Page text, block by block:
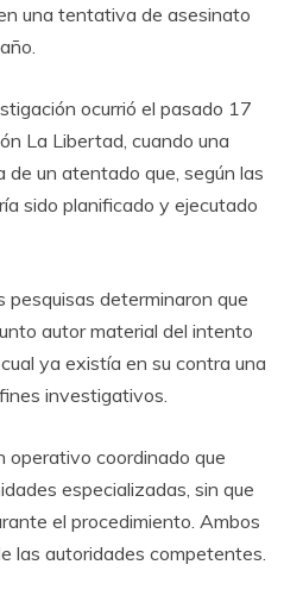
una tentativa de asesinato
ocurrió el pasado 17
La Libertad, cuando una
de un atentado que, según las
sido planificado y ejecutado
pesquisas determinaron que
autor material del intento
ya existía en su contra una
investigativos.
operativo coordinado que
especializadas, sin que
el procedimiento. Ambos
las autoridades competentes.